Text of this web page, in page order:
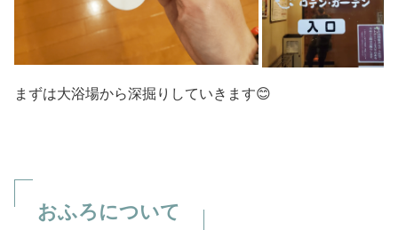
まずは大浴場から深掘りしていきます😊
おふろについて